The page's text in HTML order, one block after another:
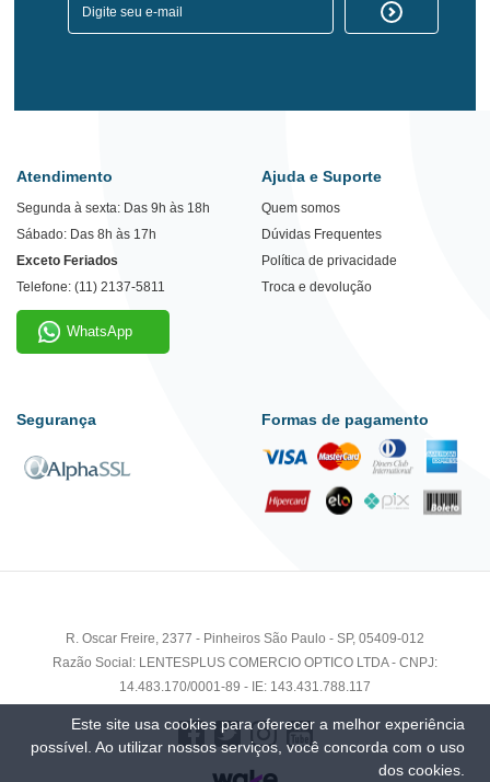
Atendimento
Segunda à sexta: Das 9h às 18h
Sábado: Das 8h às 17h
Exceto Feriados
Telefone: (11) 2137-5811
WhatsApp
Ajuda e Suporte
Quem somos
Dúvidas Frequentes
Política de privacidade
Troca e devolução
Segurança Formas de pagamento
R. Oscar Freire, 2377 - Pinheiros São Paulo - SP, 05409-012
Razão Social: LENTESPLUS COMERCIO OPTICO LTDA - CNPJ:
14.483.170/0001-89 - IE: 143.431.788.117
Este site usa cookies para oferecer a melhor experiência
possível. Ao utilizar nossos serviços, você concorda com o uso
dos cookies.